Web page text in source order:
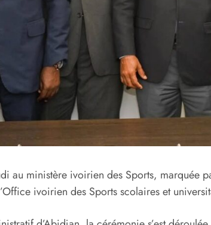
au ministère ivoirien des Sports, marquée
ivoirien des Sports scolaires et